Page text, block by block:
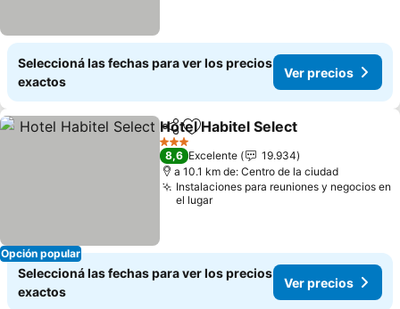
Seleccioná las fechas para ver los precios
exactos
Ver precios
Opción popular
CompartirAñadir a favoritos
Hotel Habitel Select
3 Estrellas
8,6 Excelente
19.934
a 10.1 km de: Centro de la ciudad
Instalaciones para reuniones y negocios en
el lugar
Seleccioná las fechas para ver los precios
exactos
Ver precios